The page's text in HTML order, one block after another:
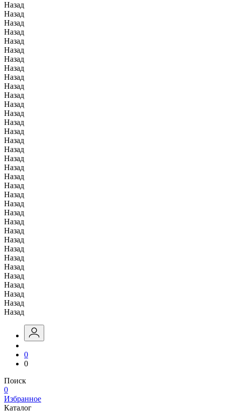
Назад
Назад
Назад
Назад
Назад
Назад
Назад
Назад
Назад
Назад
Назад
Назад
Назад
Назад
Назад
Назад
Назад
Назад
Назад
Назад
Назад
Назад
Назад
Назад
Назад
Назад
Назад
Назад
Назад
Назад
Назад
Назад
Назад
Назад
Назад
0
0
Поиск
0
Избранное
Каталог